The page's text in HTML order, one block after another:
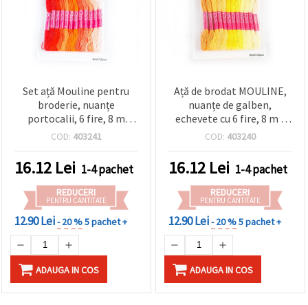
Set ață Mouline pentru
broderie, nuanțe
portocalii, 6 fire, 8 m
fiecare - 12 buc.
COD: 403241
16.12 Lei 1-4 pachet
REDUCERI
PENTRU CANTITATE
12.90 Lei- 20 %5 pachet +
ADAUGA IN COS
Ață de brodat MOULINE,
nuanțe de galben,
echevete cu 6 fire, 8 m -
pachet de 12 bucăți
COD: 403240
16.12 Lei 1-4 pachet
REDUCERI
PENTRU CANTITATE
12.90 Lei- 20 %5 pachet +
ADAUGA IN COS